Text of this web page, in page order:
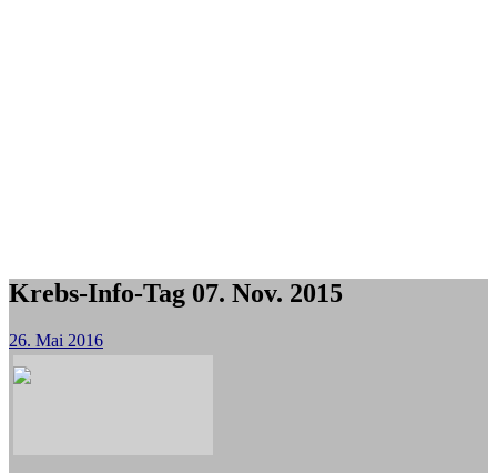
Krebs-Info-Tag 07. Nov. 2015
26. Mai 2016